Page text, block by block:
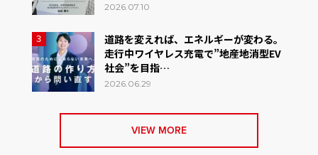
2026.07.10
3
道路を変えれば、エネルギーが変わる。
走行中ワイヤレス充電で”地産地消型EV
社会”を目指…
2026.06.29
VIEW MORE